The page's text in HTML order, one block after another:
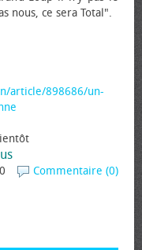
nous, ce sera Total".
article/898686/un-
Commentaire (0)